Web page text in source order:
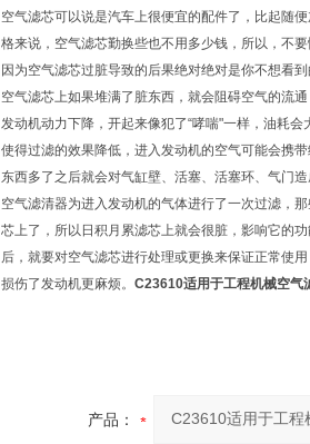
空气滤芯可以说是汽车上很便宜的配件了，比起随
格来说，空气滤芯勤换些也不用多少钱，所以，不要
因为空气滤芯过脏导致的后果绝对绝对是你不想看到
空气滤芯上如果堆满了脏东西，就会阻碍空气的流
发动机动力下降，开起来像犯了“哮喘"一样，油耗
使得过滤的效果降低，进入发动机的空气可能会携
东西多了之后就会对气缸壁、活塞、活塞环、气门造
空气滤清器为进入发动机的气体进行了一次过滤，
芯上了，所以日积月累滤芯上就会很脏，影响它的
后，就要对空气滤芯进行处理或更换来保证正常使
损伤了发动机更麻烦。 C23610适用于工程机械空气
产品：